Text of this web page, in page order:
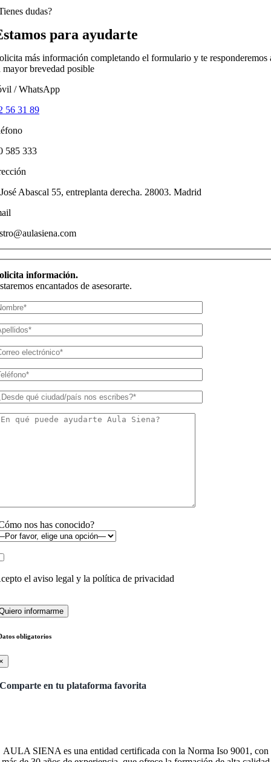
dudas?
para ayudarte
más información completando el formulario y te responderemos
mayor brevedad posible
/ WhatsApp
56 31 89
585 333
Abascal 55, entreplanta derecha. 28003. Madrid
información.
encantados de asesorarte.
nos has conocido?
el aviso legal y la política de privacidad
obligatorios
Comparte en tu plataforma favorita
AULA SIENA es una entidad certificada con la Norma Iso 9001, con